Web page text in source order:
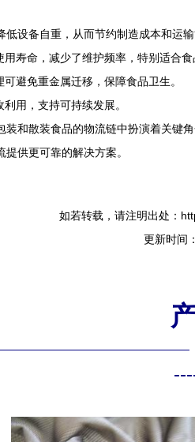
设备自重，从而节约制造成本和运输
寿命，减少了维护频率，特别适合食
避免重金属迁移，保障食品卫生。
用，支持可持续发展。
和散装食品的物流链中扮演着关键
供更可靠的解决方案。
如若转载，请注明出处：
更新时间